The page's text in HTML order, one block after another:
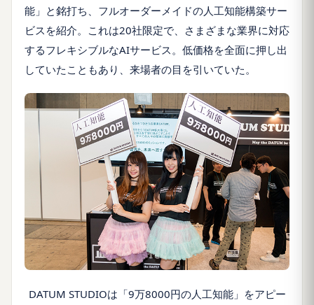
能」と銘打ち、フルオーダーメイドの人工知能構築サー
ビスを紹介。これは20社限定で、さまざまな業界に対応
するフレキシブルなAIサービス。低価格を全面に押し出
していたこともあり、来場者の目を引いていた。
DATUM STUDIOは「9万8000円の人工知能」をアピー